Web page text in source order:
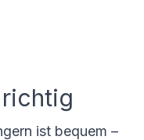
ist bequem –